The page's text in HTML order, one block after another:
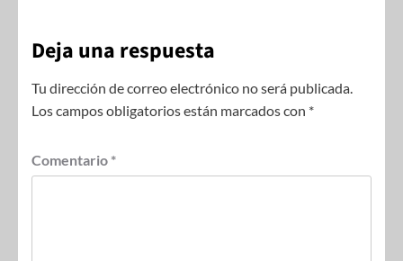
Deja una respuesta
Tu dirección de correo electrónico no será publicada.
Los campos obligatorios están marcados con *
Comentario *